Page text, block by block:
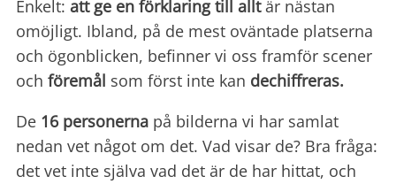
Enkelt: att ge en förklaring till alltär nästan
omöjligt. Ibland, på de mest oväntade platserna
och ögonblicken, befinner vi oss framför scener
och föremål som först inte kan dechiffreras.
De 16 personerna på bilderna vi har samlat
nedan vet något om det. Vad visar de? Bra fråga:
det vet inte själva vad det är de har hittat, och